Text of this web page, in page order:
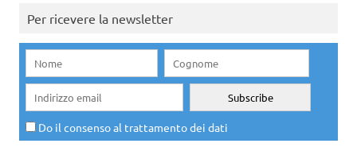
Per ricevere la newsletter
Do il consenso al trattamento dei dati